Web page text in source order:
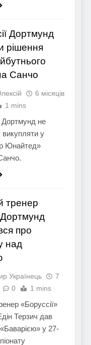
Дортмунд
рішення
Санчо
6 місяців
1 mins
Дортмунд не
викупляти у
Юнайтед»
тренер
Дортмунд
про
над
Українець
7
0 1 mins
«Боруссії»
Терзич дав
«Баварією» у 27-